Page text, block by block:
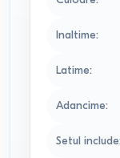
Inaltime:
Latime:
Adancime:
Setul include: